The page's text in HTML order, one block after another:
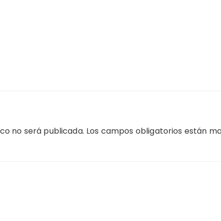
no será publicada. Los campos obligatorios están